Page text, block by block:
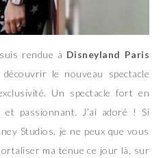
rendue à Disneyland Paris
le nouveau spectacle
Un spectacle fort en
et passionnant. J’ai adoré ! Si
Studios, je ne peux que vous
ma tenue ce jour là, sur